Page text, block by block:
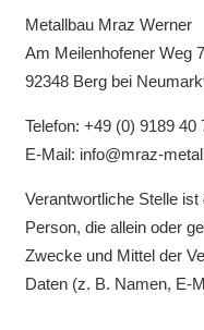
Metallbau Mraz Werner
Am Meilenhofener Weg 7
92348 Berg bei
Telefon: +49 (0) 9189 40
E-Mail: info@mraz-
Verantwortliche Stelle
Person, die allein oder
Zwecke und Mittel der
Daten (z. B. Namen, E-